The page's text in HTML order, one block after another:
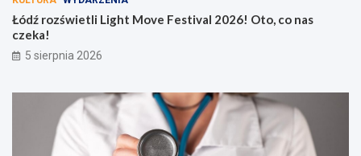
Łódź rozświetli Light Move Festival 2026! Oto, co nas
czeka!
5 sierpnia 2026